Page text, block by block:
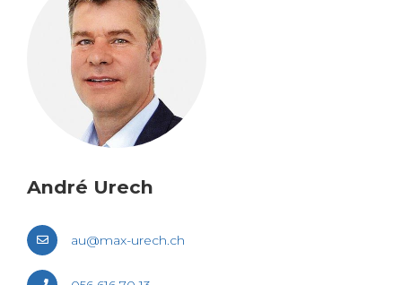
André Urech
au@​max-​urech.​ch